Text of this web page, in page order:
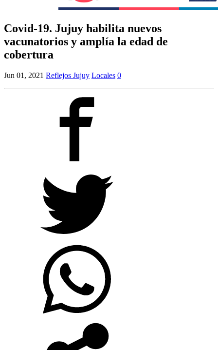
Covid-19. Jujuy habilita nuevos
vacunatorios y amplía la edad de
cobertura
Jun 01, 2021 Reflejos Jujuy Locales 0